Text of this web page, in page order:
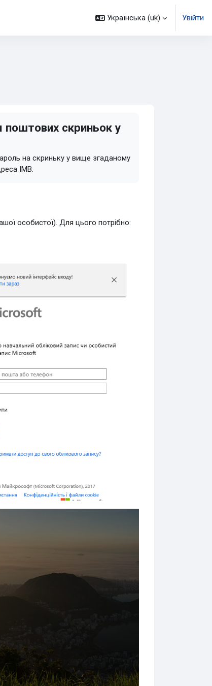
Українська ‎(uk)‎ Увійти
поштових скриньок у
на скриньку у вище згаданому
ІМВ.
особистої). Для цього потрібно: